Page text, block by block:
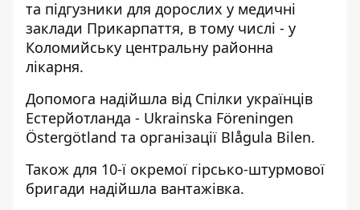
та підгузники для дорослих у медичні
заклади Прикарпаття, в тому числі - у
Коломийську центральну районна
лікарня.
Допомога надійшла від Спілки українців
Естерйотланда - Ukrainska Föreningen
Östergötland та організації Blågula Bilen.
Також для 10-ї окремої гірсько-штурмової
бригади надійшла вантажівка.